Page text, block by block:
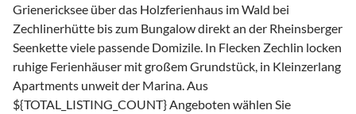
Grienericksee über das Holzferienhaus im Wald bei
Zechlinerhütte bis zum Bungalow direkt an der Rheinsberger
Seenkette viele passende Domizile. In Flecken Zechlin locken
ruhige Ferienhäuser mit großem Grundstück, in Kleinzerlang
Apartments unweit der Marina. Aus
${TOTAL_LISTING_COUNT} Angeboten wählen Sie